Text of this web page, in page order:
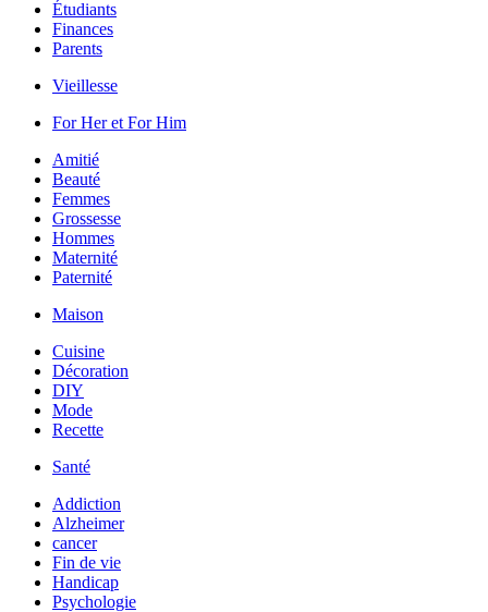
Étudiants
Finances
Parents
Vieillesse
For Her et For Him
Amitié
Beauté
Femmes
Grossesse
Hommes
Maternité
Paternité
Maison
Cuisine
Décoration
DIY
Mode
Recette
Santé
Addiction
Alzheimer
cancer
Fin de vie
Handicap
Psychologie